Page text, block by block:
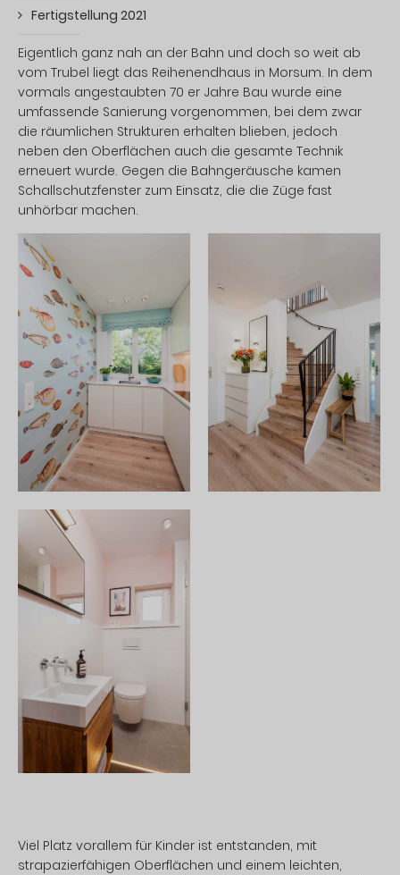
Fertigstellung 2021
Eigentlich ganz nah an der Bahn und doch so weit ab
vom Trubel liegt das Reihenendhaus in Morsum. In dem
vormals angestaubten 70 er Jahre Bau wurde eine
umfassende Sanierung vorgenommen, bei dem zwar
die räumlichen Strukturen erhalten blieben, jedoch
neben den Oberflächen auch die gesamte Technik
erneuert wurde. Gegen die Bahngeräusche kamen
Schallschutzfenster zum Einsatz, die die Züge fast
unhörbar machen.
Viel Platz vorallem für Kinder ist entstanden, mit
strapazierfähigen Oberflächen und einem leichten,